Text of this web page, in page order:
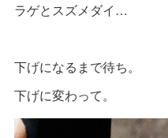
ラゲとスズメダイ…
下げになるまで待ち。
下げに変わって。